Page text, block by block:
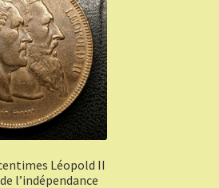
Léopold II
l’indépendance